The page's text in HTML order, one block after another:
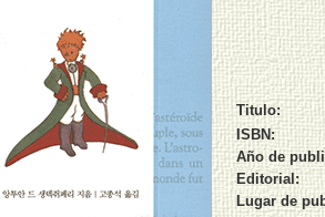
Titulo:
ISBN:
Año de
Editorial:
Lugar de